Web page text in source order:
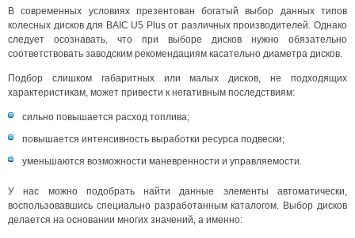
В современных условиях презентован богатый выбор данных типов
колесных дисков для BAIC U5 Plus от различных производителей. Однако
следует осознавать, что при выборе дисков нужно обязательно
соответствовать заводским рекомендациям касательно диаметра дисков.
Подбор слишком габаритных или малых дисков, не подходящих
характеристикам, может привести к негативным последствиям:
сильно повышается расход топлива;
повышается интенсивность выработки ресурса подвески;
уменьшаются возможности маневренности и управляемости.
У нас можно подобрать найти данные элементы автоматически,
воспользовавшись специально разработанным каталогом. Выбор дисков
делается на основании многих значений, а именно: